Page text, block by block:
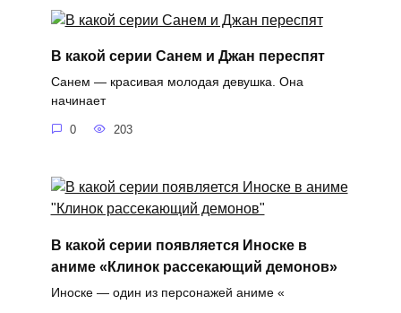
В какой серии Санем и Джан переспят
Санем — красивая молодая девушка. Она
начинает
0 203
В какой серии появляется Иноске в
аниме «Клинок рассекающий демонов»
Иноске — один из персонажей аниме «